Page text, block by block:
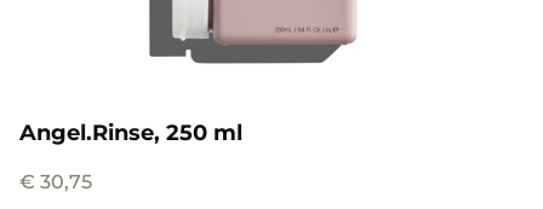
Angel.Rinse, 250 ml
€ 30,75